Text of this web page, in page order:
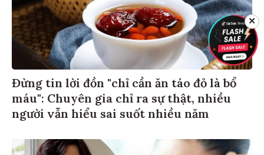
Đừng tin lời đồn "chỉ cần ăn táo đỏ là bổ
máu": Chuyên gia chỉ ra sự thật, nhiều
người vẫn hiểu sai suốt nhiều năm
✕